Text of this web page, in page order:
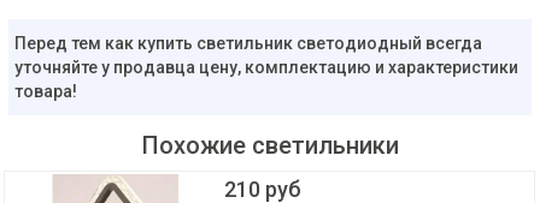
Перед тем как купить светильник светодиодный всегда
уточняйте у продавца цену, комплектацию и характеристики
товара!
Похожие светильники
210 руб